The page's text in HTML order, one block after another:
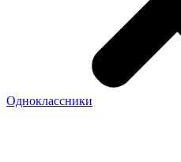
Одноклассники